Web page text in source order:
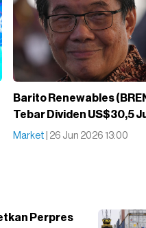
Barito Renewables
Tebar Dividen US$30,5
Market | 26 Jun 2026 13:00
Perpres